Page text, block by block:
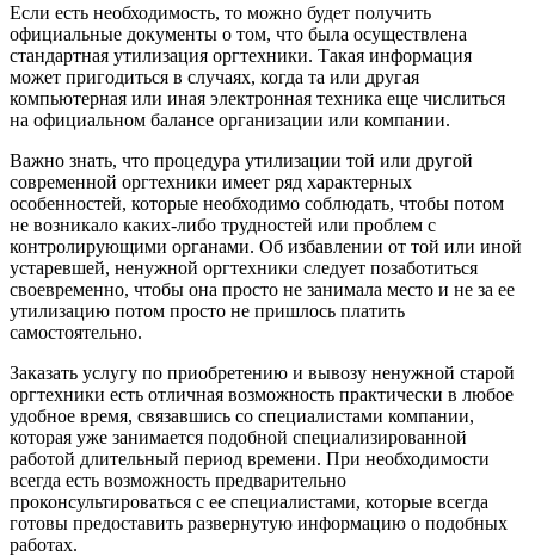
Если есть необходимость, то можно будет получить
официальные документы о том, что была осуществлена
стандартная утилизация оргтехники. Такая информация
может пригодиться в случаях, когда та или другая
компьютерная или иная электронная техника еще числиться
на официальном балансе организации или компании.
Важно знать, что процедура утилизации той или другой
современной оргтехники имеет ряд характерных
особенностей, которые необходимо соблюдать, чтобы потом
не возникало каких-либо трудностей или проблем с
контролирующими органами. Об избавлении от той или иной
устаревшей, ненужной оргтехники следует позаботиться
своевременно, чтобы она просто не занимала место и не за ее
утилизацию потом просто не пришлось платить
самостоятельно.
Заказать услугу по приобретению и вывозу ненужной старой
оргтехники есть отличная возможность практически в любое
удобное время, связавшись со специалистами компании,
которая уже занимается подобной специализированной
работой длительный период времени. При необходимости
всегда есть возможность предварительно
проконсультироваться с ее специалистами, которые всегда
готовы предоставить развернутую информацию о подобных
работах.